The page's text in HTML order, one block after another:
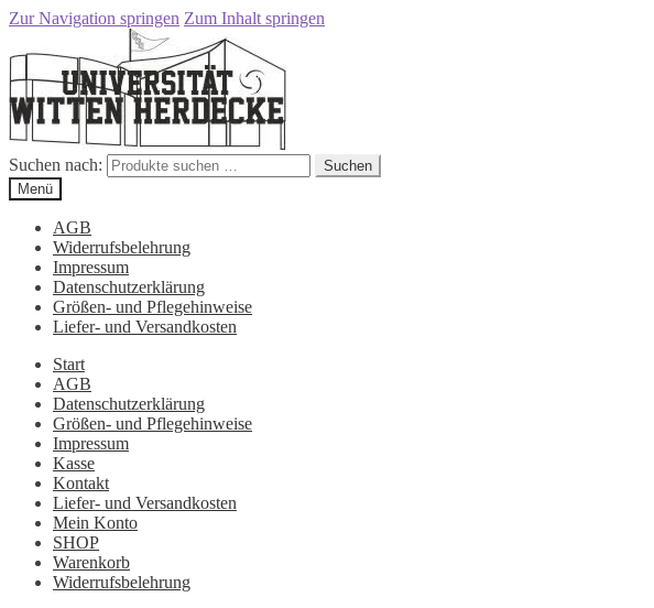
Zur Navigation springen Zum Inhalt springen
Suchen nach:
Suchen
Menü
AGB
Widerrufsbelehrung
Impressum
Datenschutzerklärung
Größen- und Pflegehinweise
Liefer- und Versandkosten
Start
AGB
Datenschutzerklärung
Größen- und Pflegehinweise
Impressum
Kasse
Kontakt
Liefer- und Versandkosten
Mein Konto
SHOP
Warenkorb
Widerrufsbelehrung